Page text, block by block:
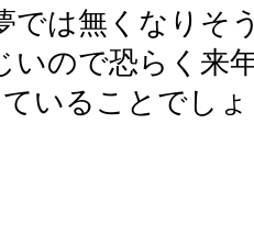
は無くなりそ
いので恐らく来
いることでし